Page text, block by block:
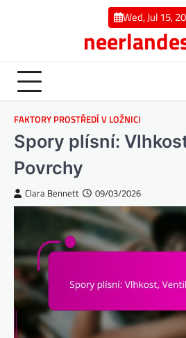
Wed, Jul 15,
FAKTORY PROSTŘEDÍ V LOŽNICI
Spory plísní:
Povrchy
Clara Bennett 09/03/2026